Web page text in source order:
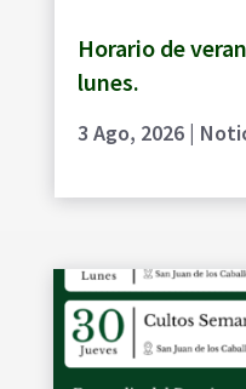
Horario de
lunes.
3 Ago, 2026|